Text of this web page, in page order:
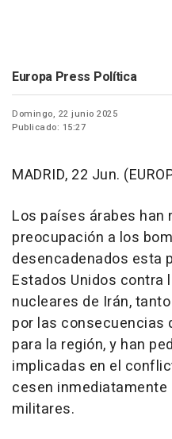
Europa Press Política
Domingo, 22 junio 2025
Publicado: 15:27
MADRID, 22 Jun.
Los países árabes han
preocupación a los
desencadenados esta
Estados Unidos contra
nucleares de Irán,
por las consecuencias
para la región, y han
implicadas en el
cesen
militares.